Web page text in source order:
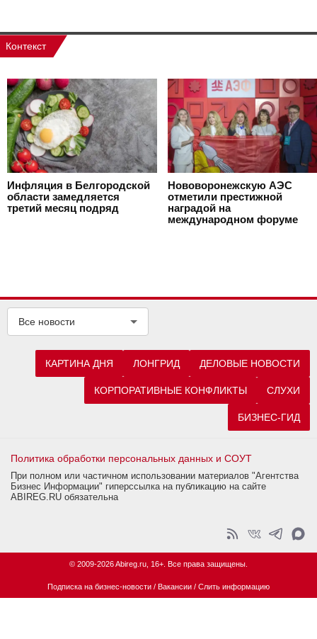
Контекст
Инфляция в Белгородской
области замедляется
третий месяц подряд
Нововоронежскую АЭС
отметили престижной
наградой на
международном форуме
Все новости
КАРТИНА ДНЯ ЛОНГРИД ДЕЛОВЫЕ НОВОСТИ
КОРПОРАТИВНЫЕ КОНФЛИКТЫ СЛУХИ
БИЗНЕС-ГИД
Политика обработки персональных данных и СОУТ
При полном или частичном использовании материалов "Агентства
Бизнес Информации" гиперссылка на публикацию на сайте
ABIREG.RU обязательна
© 2009-2026 Abireg.ru, 16+. Все права защищены.
Подписка на бизнес-новости / Вакансии / Слить информацию